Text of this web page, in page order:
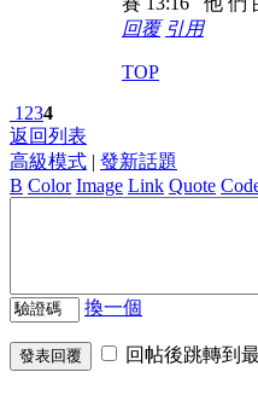
回覆 引用
TOP
1 234
返回列表
高級模式 | 發新話題
B Color Image Link Quote
換一個
發表回覆 回帖後跳轉到